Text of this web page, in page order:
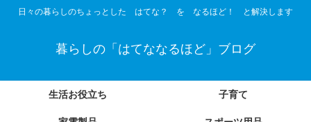
日々の暮らしのちょっとした はてな？ を なるほど！ と解決します
暮らしの「はてななるほど」ブログ
生活お役立ち 子育て